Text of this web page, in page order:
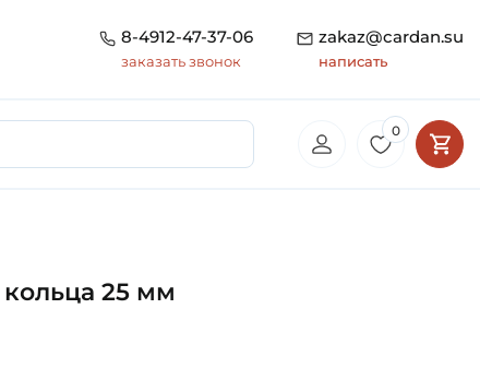
8-4912-47-37-06
заказать звонок
zakaz@cardan.su
написать
0
25 мм